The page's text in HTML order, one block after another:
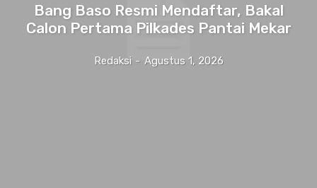
Bang Baso Resmi Mendaftar, Bakal
Calon Pertama Pilkades Pantai Mekar
Redaksi - Agustus 1, 2026